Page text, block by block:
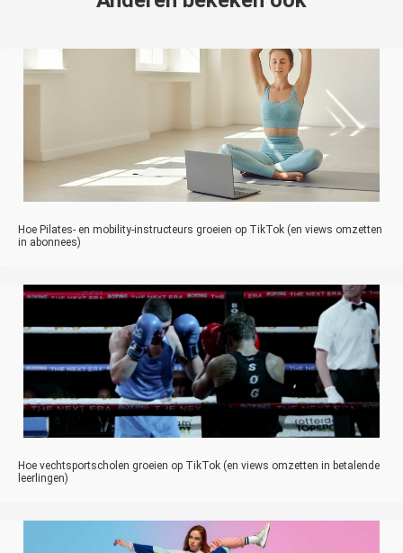
Hoe Pilates- en mobility-instructeurs groeien op TikTok (en views omzetten
in abonnees)
Hoe vechtsportscholen groeien op TikTok (en views omzetten in betalende
leerlingen)